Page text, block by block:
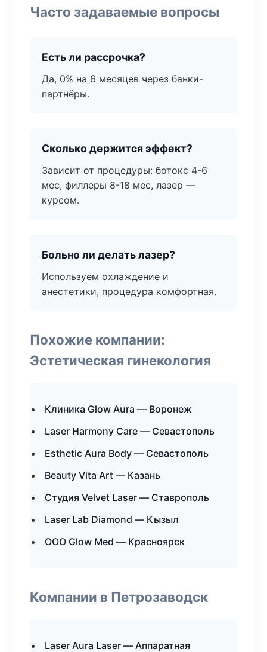
Часто задаваемые вопросы
Есть ли рассрочка?
Да, 0% на 6 месяцев через банки-
партнёры.
Сколько держится эффект?
Зависит от процедуры: ботокс 4-6
мес, филлеры 8-18 мес, лазер —
курсом.
Больно ли делать лазер?
Используем охлаждение и
анестетики, процедура комфортная.
Похожие компании:
Эстетическая гинекология
Клиника Glow Aura — Воронеж
Laser Harmony Care — Севастополь
Esthetic Aura Body — Севастополь
Beauty Vita Art — Казань
Студия Velvet Laser — Ставрополь
Laser Lab Diamond — Кызыл
ООО Glow Med — Красноярск
Компании в Петрозаводск
Laser Aura Laser — Аппаратная